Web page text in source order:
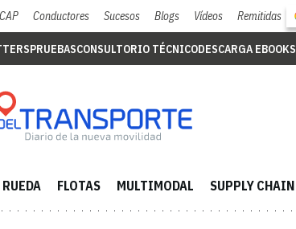
CAP Conductores Sucesos Blogs Vídeos Remitidas
PRUEBASCONSULTORIO TÉCNICODESCARGA EBOOKS
FLOTAS MULTIMODAL SUPPLY CHAIN